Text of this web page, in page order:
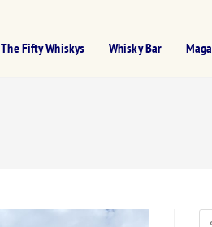
The Fifty Whiskys Whisky Bar